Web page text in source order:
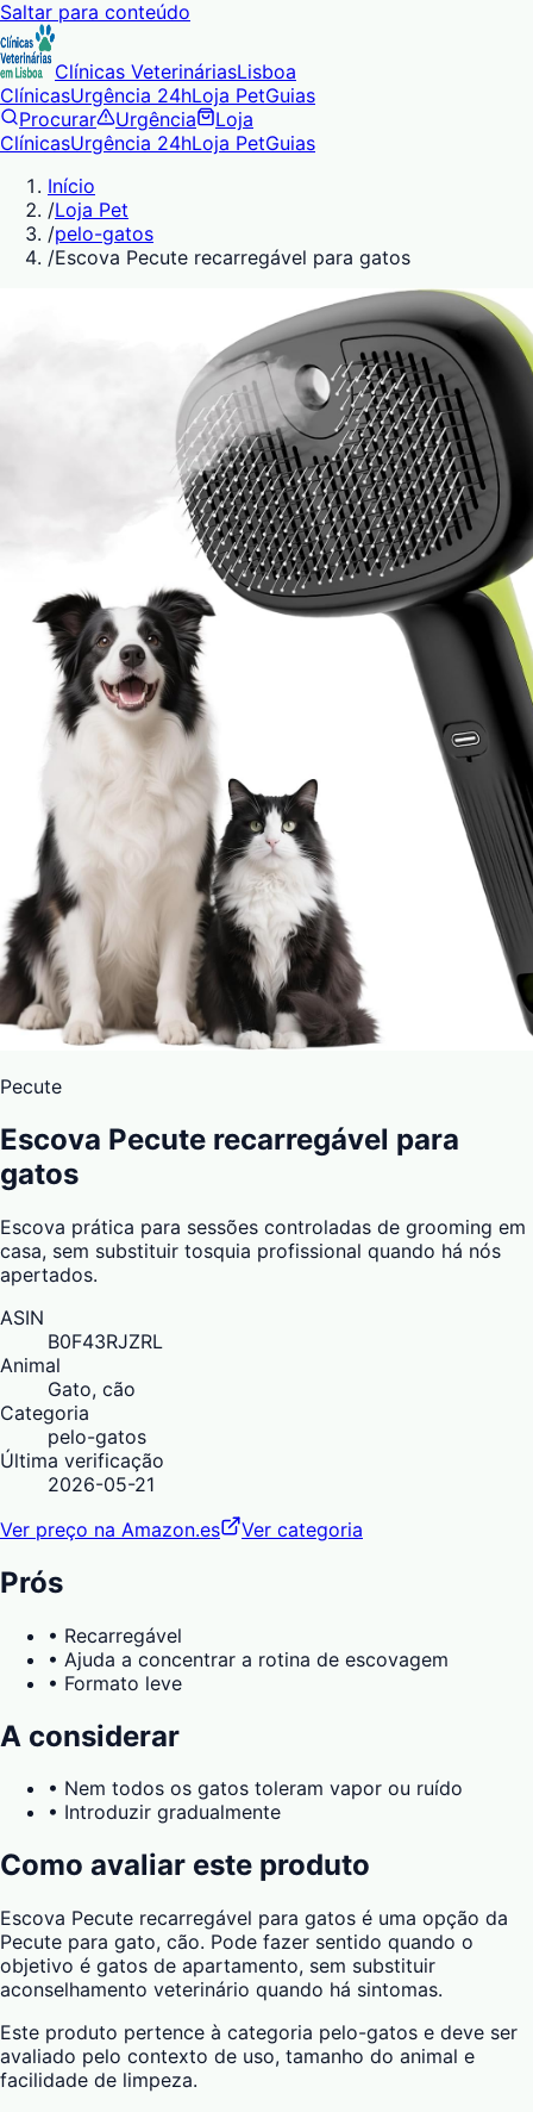
Saltar para conteúdo
Clínicas VeterináriasLisboa
ClínicasUrgência 24hLoja PetGuias
Procurar
Urgência
Loja
ClínicasUrgência 24hLoja PetGuias
Início
/Loja Pet
/pelo-gatos
/Escova Pecute recarregável para gatos
Pecute
Escova Pecute recarregável para
gatos
Escova prática para sessões controladas de grooming em
casa, sem substituir tosquia profissional quando há nós
apertados.
ASIN
B0F43RJZRL
Animal
Gato, cão
Categoria
pelo-gatos
Última verificação
2026-05-21
Ver preço na Amazon.es
Ver categoria
Prós
• Recarregável
• Ajuda a concentrar a rotina de escovagem
• Formato leve
A considerar
• Nem todos os gatos toleram vapor ou ruído
• Introduzir gradualmente
Como avaliar este produto
Escova Pecute recarregável para gatos é uma opção da
Pecute para gato, cão. Pode fazer sentido quando o
objetivo é gatos de apartamento, sem substituir
aconselhamento veterinário quando há sintomas.
Este produto pertence à categoria pelo-gatos e deve ser
avaliado pelo contexto de uso, tamanho do animal e
facilidade de limpeza.